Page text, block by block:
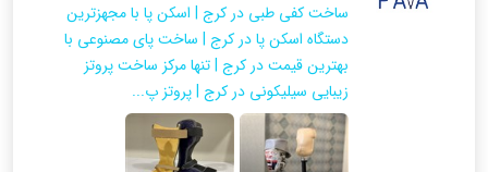
ساخت کفی طبی در کرج | اسکن پا با مجهزترین
دستگاه اسکن پا در کرج | ساخت پای مصنوعی با
بهترین قیمت در کرج | تنها مرکز ساخت پروتز
زیبایی سیلیکونی در کرج | پروتز پ...